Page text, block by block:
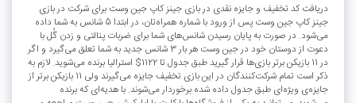
دریافت کد تخفیف و جایزه نقدی در بازی جینز کاپ جین وست برای شرکت در بازی
جینز کاپ جین وست پس از ورود با شماره همراه‌تان، در ابتدا 5 شانس به شما داده
می‌شود. در صورت به پایان رسیدن شانس‌های شما برای ضربات پنالتی و زدن گُل با
دعوت از دوستان خود در جین وست هر بار 3 شانس جدید به شما تعلق می‌گیرد و اگر
در 11 بازیکن برتر بازی‌ها قرار گیرید طبق جدول تا 1122$ استرالیا برنده می‌شوید. لازم به
ذکر است تمام شرکت‌کنندگان در این بازی تخفیف جایزه می‌گیرند ولی 11 بازیکن برتر از
جایزه‌ی ویژه‌ای طبق جدول داده شده برخوردار می‌شوند. با هدیه‌ای که برنده